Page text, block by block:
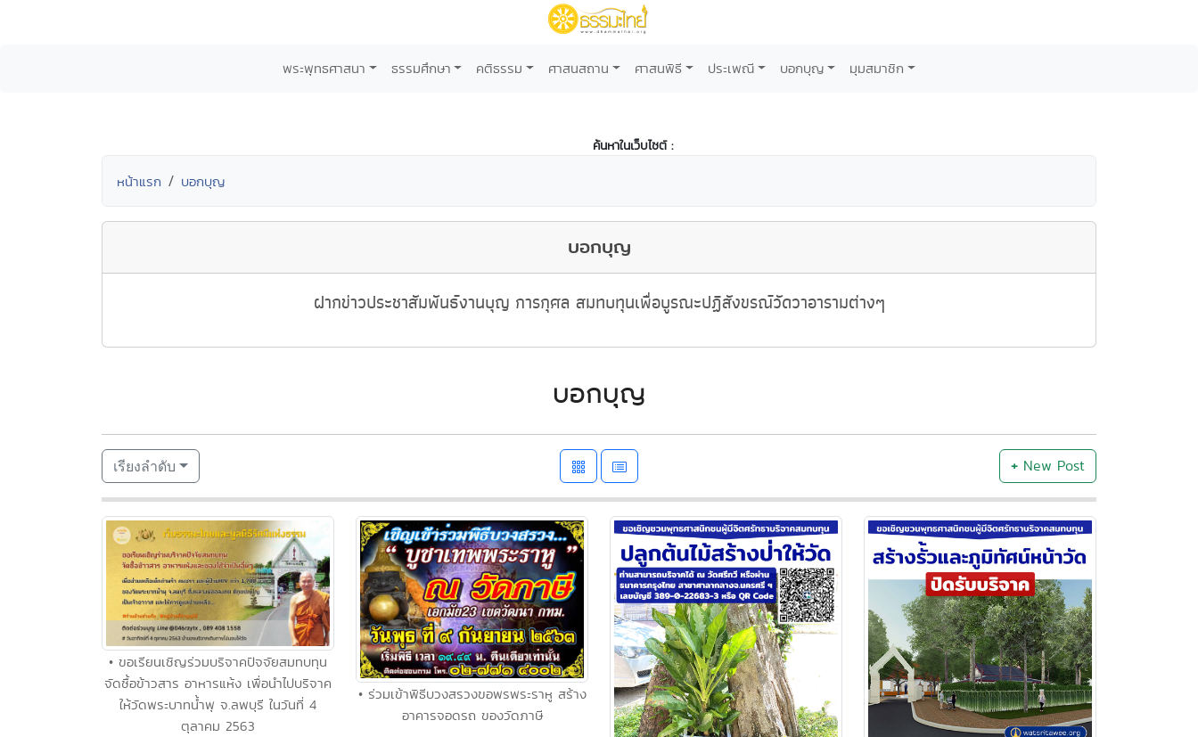
พระพุทธศาสนา ธรรมศึกษา คติธรรม ศาสนสถาน ศาสนพิธี ประเพณี บอกบุญ มุมสมาชิก
ค้นหาในเว็บไซต์ :
หน้าแรก บอกบุญ
บอกบุญ
ฝากข่าวประชาสัมพันธ์งานบุญ การกุศล สมทบทุนเพื่อบูรณะปฏิสังขรณ์วัดวาอารามต่างๆ
บอกบุญ
เรียงลำดับ + New Post
• ขอเรียนเชิญร่วมบริจาคปัจจัยสมทบทุน
จัดซื้อข้าวสาร อาหารแห้ง เพื่อนำไปบริจาค
ให้วัดพระบาทน้ำพุ จ.ลพบุรี ในวันที่ 4
ตุลาคม 2563
• ร่วมเข้าพิธีบวงสรวงขอพรพระราหู สร้าง
อาคารจอดรถ ของวัดภาษี